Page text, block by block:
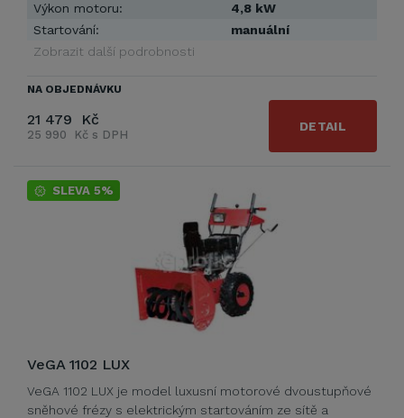
Výkon motoru:
4,8 kW
Startování:
manuální
Zobrazit další podrobnosti
NA OBJEDNÁVKU
21 479 Kč
25 990 Kč s DPH
DETAIL
SLEVA 5%
VeGA 1102 LUX
VeGA 1102 LUX je model luxusní motorové dvoustupňové
sněhové frézy s elektrickým startováním ze sítě a